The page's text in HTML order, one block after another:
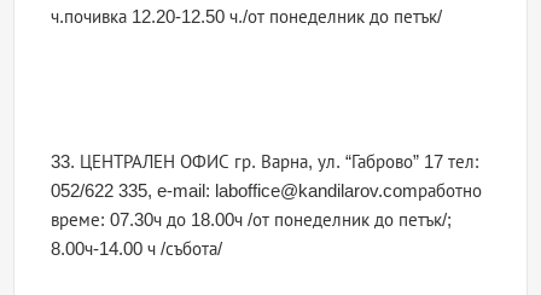
ч.почивка 12.20-12.50 ч./от понеделник до петък/
33. ЦЕНТРАЛЕН ОФИС гр. Варна, ул. “Габрово” 17 тел:
052/622 335, e-mail: laboffice@kandilarov.comработно
време: 07.30ч до 18.00ч /от понеделник до петък/;
8.00ч-14.00 ч /събота/